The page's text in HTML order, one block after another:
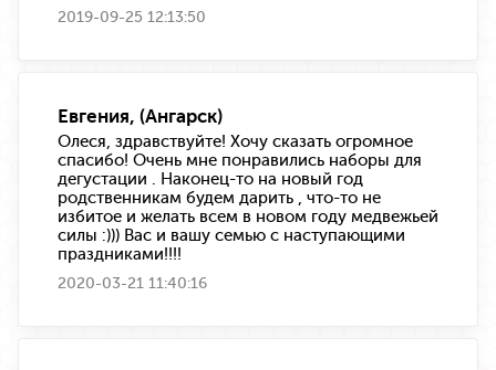
2019-09-25 12:13:50
Евгения, (Ангарск)
Олеся, здравствуйте! Хочу сказать огромное
спасибо! Очень мне понравились наборы для
дегустации . Наконец-то на новый год
родственникам будем дарить , что-то не
избитое и желать всем в новом году медвежьей
силы :))) Вас и вашу семью с наступающими
праздниками!!!!
2020-03-21 11:40:16